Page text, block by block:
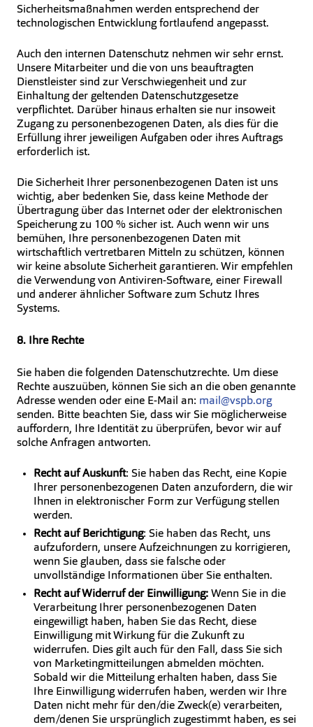
Sicherheitsmaßnahmen werden entsprechend der
technologischen Entwicklung fortlaufend angepasst.
Auch den internen Datenschutz nehmen wir sehr ernst.
Unsere Mitarbeiter und die von uns beauftragten
Dienstleister sind zur Verschwiegenheit und zur
Einhaltung der geltenden Datenschutzgesetze
verpflichtet. Darüber hinaus erhalten sie nur insoweit
Zugang zu personenbezogenen Daten, als dies für die
Erfüllung ihrer jeweiligen Aufgaben oder ihres Auftrags
erforderlich ist.
Die Sicherheit Ihrer personenbezogenen Daten ist uns
wichtig, aber bedenken Sie, dass keine Methode der
Übertragung über das Internet oder der elektronischen
Speicherung zu 100 % sicher ist. Auch wenn wir uns
bemühen, Ihre personenbezogenen Daten mit
wirtschaftlich vertretbaren Mitteln zu schützen, können
wir keine absolute Sicherheit garantieren. Wir empfehlen
die Verwendung von Antiviren-Software, einer Firewall
und anderer ähnlicher Software zum Schutz Ihres
Systems.
8. Ihre Rechte
Sie haben die folgenden Datenschutzrechte. Um diese
Rechte auszuüben, können Sie sich an die oben genannte
Adresse wenden oder eine E-Mail an: mail@vspb.org
senden. Bitte beachten Sie, dass wir Sie möglicherweise
auffordern, Ihre Identität zu überprüfen, bevor wir auf
solche Anfragen antworten.
Recht auf Auskunft: Sie haben das Recht, eine Kopie
Ihrer personenbezogenen Daten anzufordern, die wir
Ihnen in elektronischer Form zur Verfügung stellen
werden.
Recht auf Berichtigung: Sie haben das Recht, uns
aufzufordern, unsere Aufzeichnungen zu korrigieren,
wenn Sie glauben, dass sie falsche oder
unvollständige Informationen über Sie enthalten.
Recht auf Widerruf der Einwilligung: Wenn Sie in die
Verarbeitung Ihrer personenbezogenen Daten
eingewilligt haben, haben Sie das Recht, diese
Einwilligung mit Wirkung für die Zukunft zu
widerrufen. Dies gilt auch für den Fall, dass Sie sich
von Marketingmitteilungen abmelden möchten.
Sobald wir die Mitteilung erhalten haben, dass Sie
Ihre Einwilligung widerrufen haben, werden wir Ihre
Daten nicht mehr für den/die Zweck(e) verarbeiten,
dem/denen Sie ursprünglich zugestimmt haben, es sei